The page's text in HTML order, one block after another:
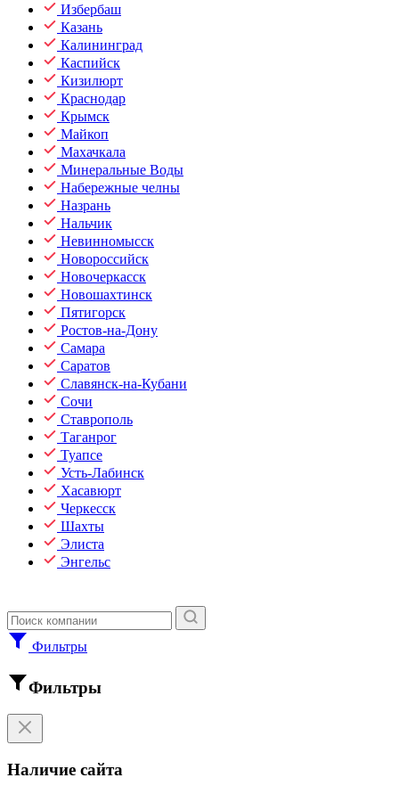
Избербаш
Казань
Калининград
Каспийск
Кизилюрт
Краснодар
Крымск
Майкоп
Махачкала
Минеральные Воды
Набережные челны
Назрань
Нальчик
Невинномысск
Новороссийск
Новочеркасск
Новошахтинск
Пятигорск
Ростов-на-Дону
Самара
Саратов
Славянск-на-Кубани
Сочи
Ставрополь
Таганрог
Туапсе
Усть-Лабинск
Хасавюрт
Черкесск
Шахты
Элиста
Энгельс
Фильтры
Фильтры
Наличие сайта